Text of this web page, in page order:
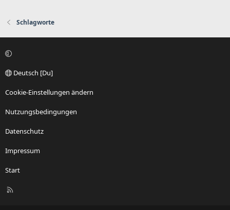
Schlagworte
Deutsch [Du]
Cookie-Einstellungen ändern
Nutzungsbedingungen
Datenschutz
Impressum
Start
R